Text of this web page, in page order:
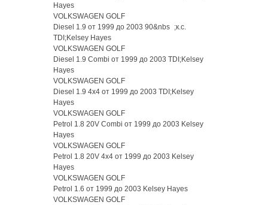
Hayes
VOLKSWAGEN GOLF
Diesel 1.9 от 1999 до 2003 90&nbs ;к.с.
TDI;Kelsey Hayes
VOLKSWAGEN GOLF
Diesel 1.9 Combi от 1999 до 2003 TDI;Kelsey
Hayes
VOLKSWAGEN GOLF
Diesel 1.9 4x4 от 1999 до 2003 TDI;Kelsey
Hayes
VOLKSWAGEN GOLF
Petrol 1.8 20V Combi от 1999 до 2003 Kelsey
Hayes
VOLKSWAGEN GOLF
Petrol 1.8 20V 4x4 от 1999 до 2003 Kelsey
Hayes
VOLKSWAGEN GOLF
Petrol 1.6 от 1999 до 2003 Kelsey Hayes
VOLKSWAGEN GOLF